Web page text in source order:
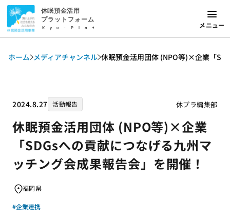
休眠預金活用
プラットフォーム
Kyu-Plat メニュー
ホーム メディアチャンネル 休眠預金活用団体 (NPO等)×企業「
2024.8.27 活動報告 休プラ編集部
休眠預金活用団体 (NPO等)×企業
「SDGsへの貢献につなげる九州マ
ッチング会成果報告会」を開催！
福岡県
#企業連携